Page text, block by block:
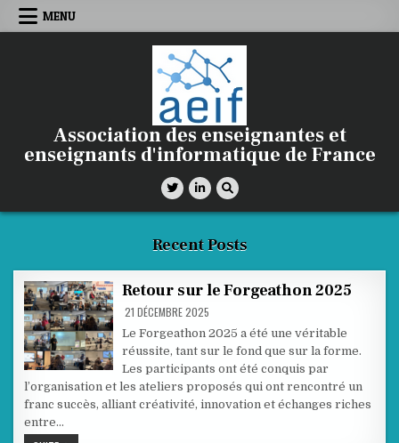
Skip
MENU
Association des enseignantes et
enseignants d'informatique de France
Recent Posts
Retour sur le Forgeathon 2025
21 DÉCEMBRE 2025
Le Forgeathon 2025 a été une véritable
réussite, tant sur le fond que sur la forme.
Les participants ont été conquis par
l’organisation et les ateliers proposés qui ont rencontré un
franc succès, alliant créativité, innovation et échanges riches
entre…